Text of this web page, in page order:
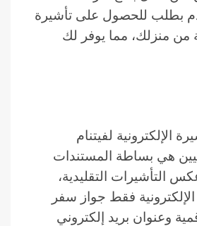
بطلب للحصول على تأشيرة
من منزلك، مما يوفر لك
الإلكترونية لفيتنام
هي بساطة المستندات
التأشيرات التقليدية،
فقط جواز سفر
وعنوان بريد إلكتروني